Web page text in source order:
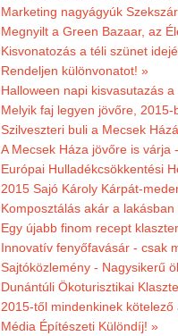
Marketing nagyágyúk
Megnyilt a Green Bazaar, az
Kisvonatozás a téli szünet
Rendeljen különvonatot! »
Halloween napi kisvasutazás
Melyik faj legyen jövőre,
Szilveszteri buli a Mecsek
A Mecsek Háza jövőre is várja
Európai Hulladékcsökkentési
2015 Sajó Károly Kárpát-
Komposztálás akár a lakásban
Egy újabb finom recept
Innovatív fenyőfavásár - csak
Sajtóközlemény - Nagysikerű
Dunántúli Ökoturisztikai
2015-től mindenkinek
Média Építészeti Különdíj! »